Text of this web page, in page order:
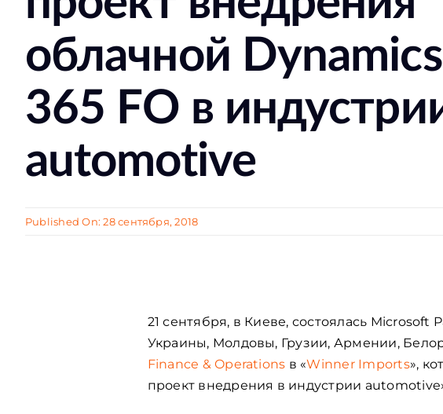
облачной Dynamics
365 FO в
automotive
Published On: 28 сентября, 2018
21 сентября, в Киеве, состоялась
Украины, Молдовы, Грузии, Армении,
Fіnance & Operations в «Winner Imports»,
проект внедрения в индустрии